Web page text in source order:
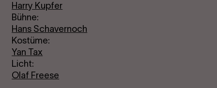
Harry Kupfer
Bühne:
Hans Schavernoch
Kostüme:
Yan Tax
Licht:
Olaf Freese